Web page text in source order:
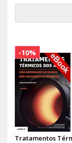
Tratamentos
-10%